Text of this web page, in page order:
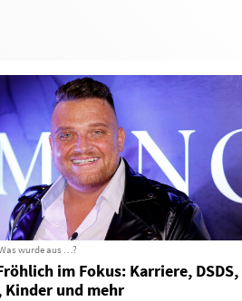
wurde aus …?
im Fokus: Karriere, DSDS,
Kinder und mehr